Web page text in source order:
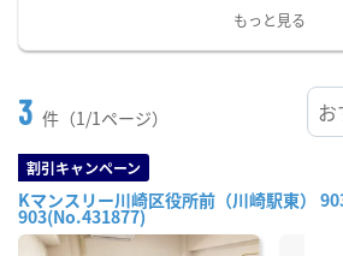
もっと見る
3 件（1/1ページ）
割引キャンペーン
Kマンスリー川崎区役所前（川崎駅東）
903(No.431877)